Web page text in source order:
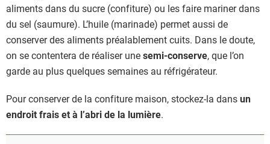
aliments dans du sucre (confiture) ou les faire mariner dans
du sel (saumure). L’huile (marinade) permet aussi de
conserver des aliments préalablement cuits. Dans le doute,
on se contentera de réaliser unesemi-conserve, que l’on
garde au plus quelques semaines au réfrigérateur.
Pour conserver de la confiture maison, stockez-la dansun
endroit frais et à l’abri de la lumière.